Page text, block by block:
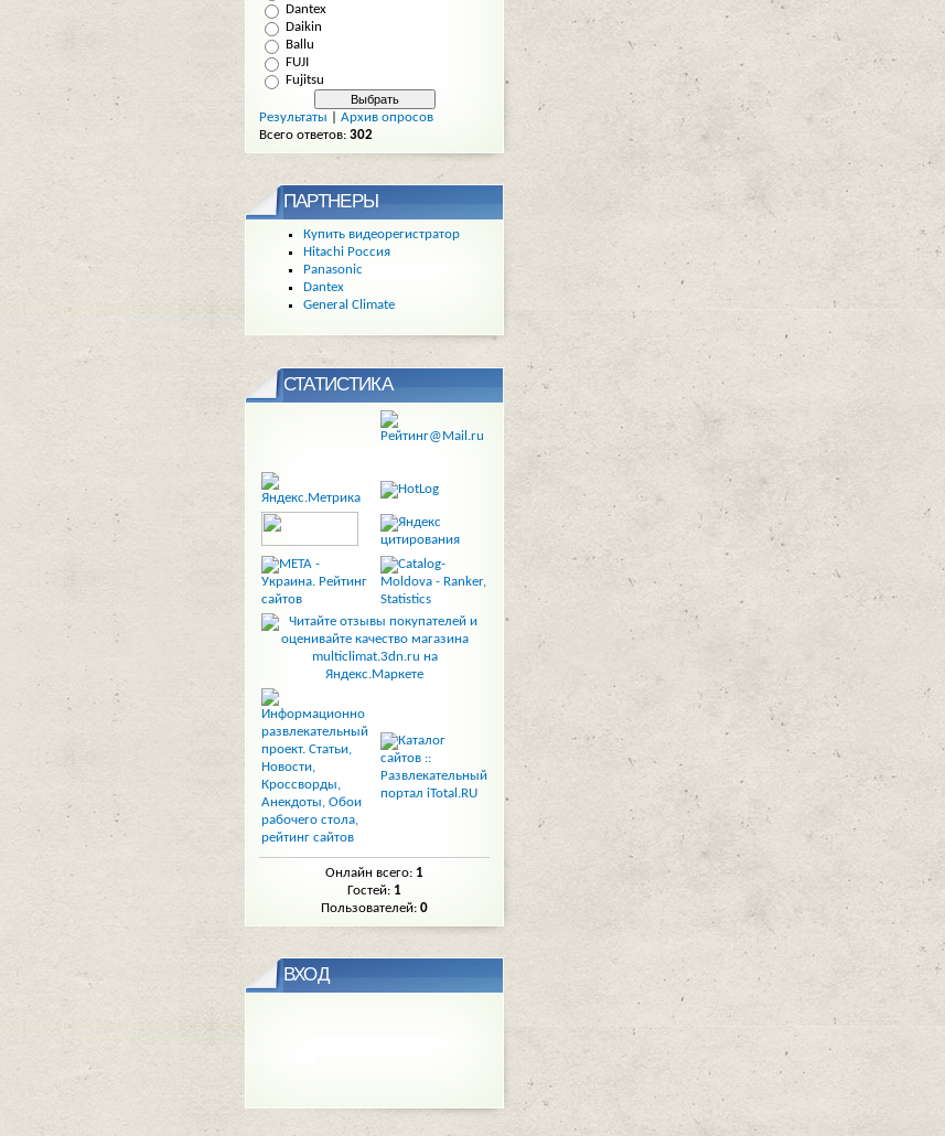
Dantex
Daikin
Ballu
FUJI
Fujitsu
Результаты
Архив опросов
Всего ответов: 302
ПАРТНЕРЫ
Купить видеорегистратор
Hitachi Россия
Panasonic
Dantex
General Climate
СТАТИСТИКА
Онлайн всего: 1
Гостей: 1
Пользователей: 0
ВХОД